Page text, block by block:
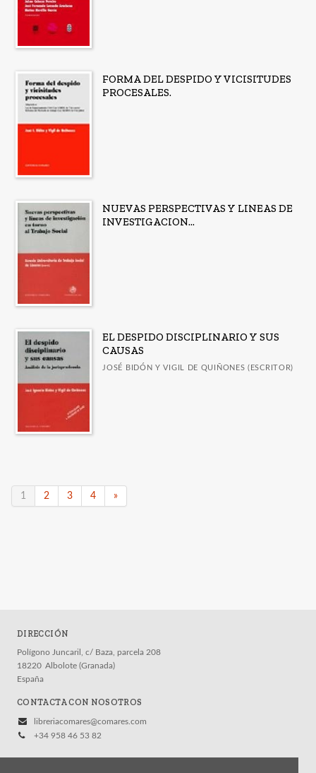
FORMA DEL DESPIDO Y VICISITUDES
PROCESALES.
NUEVAS PERSPECTIVAS Y LINEAS DE
INVESTIGACION...
EL DESPIDO DISCIPLINARIO Y SUS
CAUSAS
JOSÉ BIDÓN Y VIGIL DE QUIÑONES (ESCRITOR)
1 2 3 4 »
DIRECCIÓN
Polígono Juncaril, c/ Baza, parcela 208
18220 Albolote (Granada)
España
CONTACTA CON NOSOTROS
libreriacomares@comares.com
+34 958 46 53 82